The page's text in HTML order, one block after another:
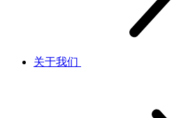
关于我们